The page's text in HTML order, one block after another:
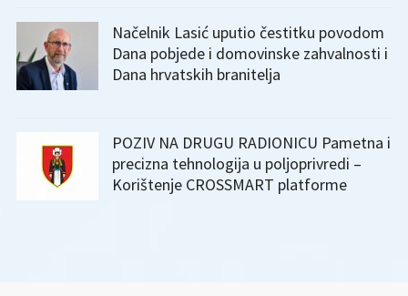
Načelnik Lasić uputio čestitku povodom
Dana pobjede i domovinske zahvalnosti i
Dana hrvatskih branitelja
POZIV NA DRUGU RADIONICU Pametna i
precizna tehnologija u poljoprivredi –
Korištenje CROSSMART platforme